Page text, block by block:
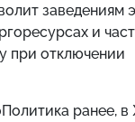
заведениям
и
при отключении
ранее,